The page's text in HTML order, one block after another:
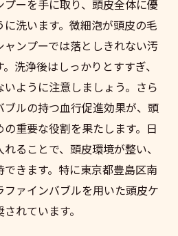
ーを手に取り、頭皮全体に優
洗います。微細泡が頭皮の毛
ンプーでは落としきれない汚
洗浄後はしっかりとすすぎ、
ように注意しましょう。さら
ルの持つ血行促進効果が、頭
重要な役割を果たします。日
ることで、頭皮環境が整い、
きます。特に東京都豊島区南
ァインバブルを用いた頭皮ケ
れています。